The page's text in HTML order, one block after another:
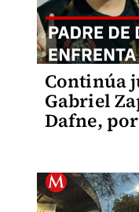
Continúa
Gabriel
Dafne,